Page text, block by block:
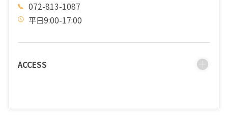
072-813-1087
平日9:00-17:00
ACCESS